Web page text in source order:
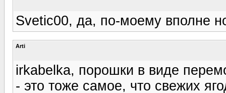
Svetic00, да, по-моему вполне
Arti
irkabelka, порошки в виде
- это тоже самое, что свежих